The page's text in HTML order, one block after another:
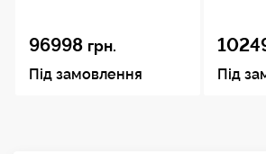
96998 грн.
Під замовлення Під